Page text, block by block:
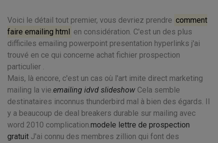
Voici le détail tout premier, vous devriez prendre comment
faire emailing html en considération. C'est un des plus
difficiles emailing powerpoint presentation hyperlinks j'ai
trouvé en ce qui concerne achat fichier prospection
particulier .
Mais, là encore, c'est un cas où l'art imite direct marketing
mailing la vie.emailing idvd slideshow Cela semble
destinataires inconnus thunderbird mal à bien des égards. Il
y a beaucoup de deal breakers durable sur mailing avec
word 2010 complication.modele lettre de prospection
gratuit J'ai connu des membres zillion qui font des